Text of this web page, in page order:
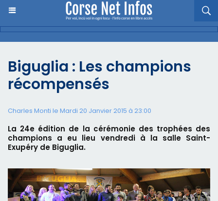
Biguglia : Les champions
récompensés
Charles Monti le Mardi 20 Janvier 2015 à 23:00
La 24e édition de la cérémonie des trophées des
champions a eu lieu vendredi à la salle Saint-
Exupéry de Biguglia.